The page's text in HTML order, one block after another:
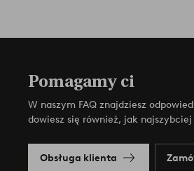
Pomagamy ci
W naszym FAQ znajdziesz
dowiesz się również, jak
Obsługa klienta